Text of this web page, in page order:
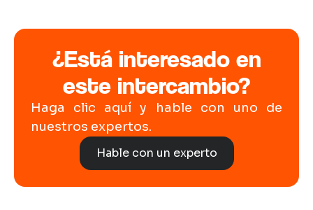
¿Está interesado en
este intercambio?
Haga clic aquí y hable con uno de
nuestros expertos.
Hable con un experto